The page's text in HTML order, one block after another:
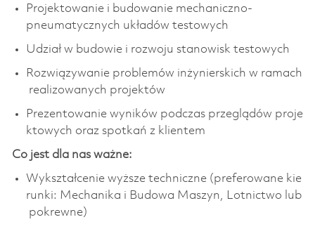
Projektowanie i budowanie mechaniczno-
pneumatycznych układów testowych
Udział w budowie i rozwoju stanowisk testowych
Rozwiązywanie problemów inżynierskich w ramach
realizowanych projektów
Prezentowanie wyników podczas przeglądów proje
ktowych oraz spotkań z klientem
Co jest dla nas ważne:
Wykształcenie wyższe techniczne (preferowane kie
runki: Mechanika i Budowa Maszyn, Lotnictwo lub
pokrewne)